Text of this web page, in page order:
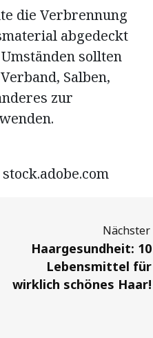
die Verbrennung
abgedeckt
sollten
Salben,
zur
Next
Haargesundheit: 10
Lebensmittel für
wirklich schönes Haar!